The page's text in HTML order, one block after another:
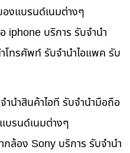
องแบรนด์เนมต่างๆ
iphone บริการ รับจำนำ
โทรศัพท์ รับจำนำไอแพค รับ
นำสินค้าไอที รับจำนำมือถือ
บรนด์เนมต่างๆ
ล้อง Sony บริการ รับจำนำ